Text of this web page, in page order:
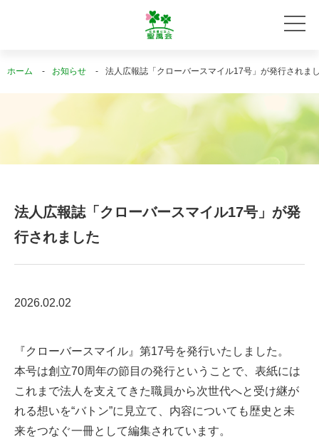
ホーム お知らせ 法人広報誌「クローバースマイル17号」が発行されま
法人広報誌「クローバースマイル17号」が発
行されました
2026.02.02
『クローバースマイル』第17号を発行いたしました。
本号は創立70周年の節目の発行ということで、表紙には
これまで法人を支えてきた職員から次世代へと受け継が
れる想いを“バトン”に見立て、内容についても歴史と未
来をつなぐ一冊として編集されています。